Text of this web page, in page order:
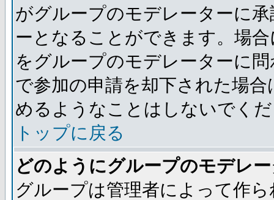
がグループのモデレーターに
ーとなることができます。場
をグループのモデレーターに
で参加の申請を却下された場
めるようなことはしないでく
トップに戻る
どのようにグループのモデレ
グループは管理者によって作